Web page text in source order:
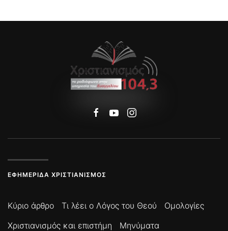
ΕΦΗΜΕΡΊΔΑ ΧΡΙΣΤΙΑΝΙΣΜΌΣ
Κύριο άρθρο Τι λέει ο Λόγος του Θεού
Ομολογίες
Χριστιανισμός και επιστήμη
Μηνύματα